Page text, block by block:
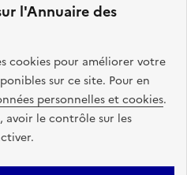
l'Annuaire des
cookies pour améliorer votre
sur ce site. Pour en
personnelles et cookies.
avoir le contrôle sur les
code source de ce site web
design de ce site est conçu
Mentions légales